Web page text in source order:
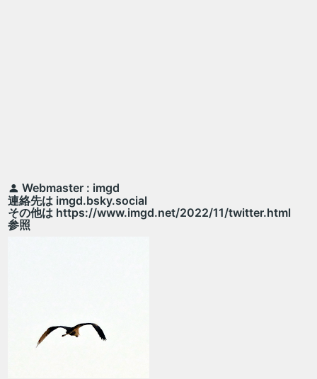
Webmaster : imgd
連絡先は imgd.bsky.social
その他は https://www.imgd.net/2022/11/twitter.html
参照